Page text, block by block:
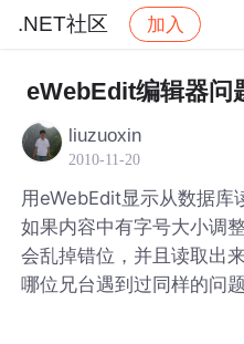
.NET社区 加入
社区 .NET社区 帖
eWebEdit编辑器问
liuzuoxin
2010-11-20
用eWebEdit显示从数据库
如果内容中有字号大小调
会乱掉错位，并且读取出
哪位兄台遇到过同样的问题